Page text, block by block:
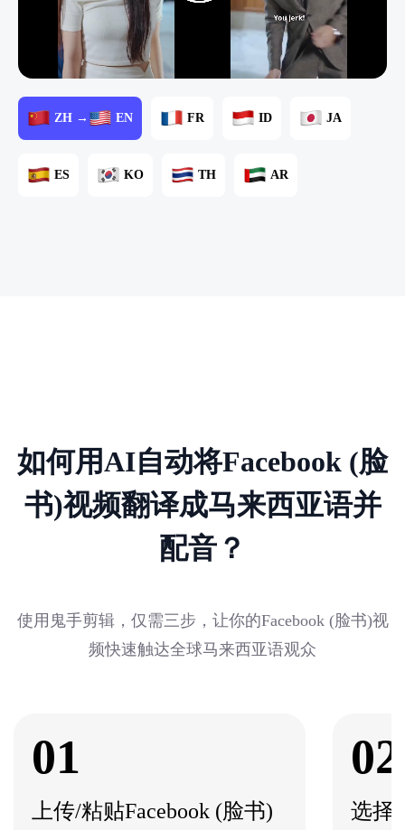
ZH → EN FR ID JA
ES KO TH AR
如何用AI自动将Facebook (脸
书)视频翻译成马来西亚语并
配音？
使用鬼手剪辑，仅需三步，让你的Facebook (脸书)视
频快速触达全球马来西亚语观众
01
上传/粘贴Facebook (脸书)
02
选择